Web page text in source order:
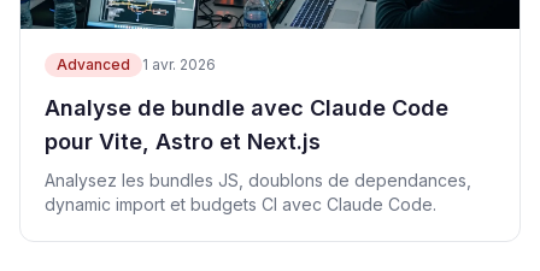
Advanced 1 avr. 2026
Analyse de bundle avec Claude Code
pour Vite, Astro et Next.js
Analysez les bundles JS, doublons de dependances,
dynamic import et budgets CI avec Claude Code.